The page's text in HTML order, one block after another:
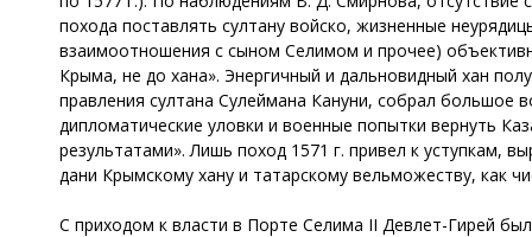
похода поставлять султану войско, жизненные
взаимоотношения с сыном Селимом и прочее)
Крыма, не до хана». Энергичный и дальновидный хан
правления султана Сулеймана Кануни, собрал
дипломатические уловки и военные попытки вернуть
результатами». Лишь поход 1571 г. привел к уступкам,
дани Крымскому хану и татарскому вельможеству, как
С приходом к власти в Порте Селима II Девлет-Гирей